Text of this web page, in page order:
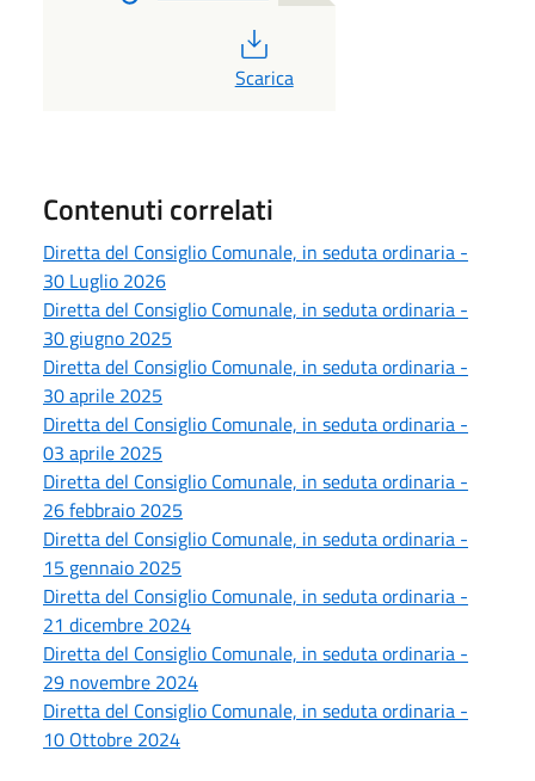
PDF
Scarica
Contenuti correlati
Diretta del Consiglio Comunale, in seduta ordinaria -
30 Luglio 2026
Diretta del Consiglio Comunale, in seduta ordinaria -
30 giugno 2025
Diretta del Consiglio Comunale, in seduta ordinaria -
30 aprile 2025
Diretta del Consiglio Comunale, in seduta ordinaria -
03 aprile 2025
Diretta del Consiglio Comunale, in seduta ordinaria -
26 febbraio 2025
Diretta del Consiglio Comunale, in seduta ordinaria -
15 gennaio 2025
Diretta del Consiglio Comunale, in seduta ordinaria -
21 dicembre 2024
Diretta del Consiglio Comunale, in seduta ordinaria -
29 novembre 2024
Diretta del Consiglio Comunale, in seduta ordinaria -
10 Ottobre 2024